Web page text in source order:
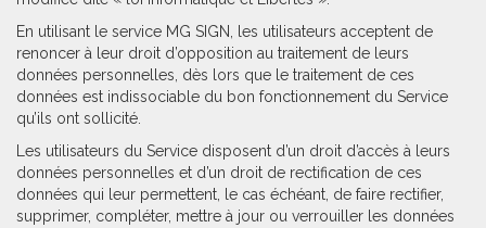
En utilisant le service MG SIGN, les utilisateurs acceptent de
renoncer à leur droit d’opposition au traitement de leurs
données personnelles, dès lors que le traitement de ces
données est indissociable du bon fonctionnement du Service
qu’ils ont sollicité.
Les utilisateurs du Service disposent d’un droit d’accès à leurs
données personnelles et d’un droit de rectification de ces
données qui leur permettent, le cas échéant, de faire rectifier,
supprimer, compléter, mettre à jour ou verrouiller les données